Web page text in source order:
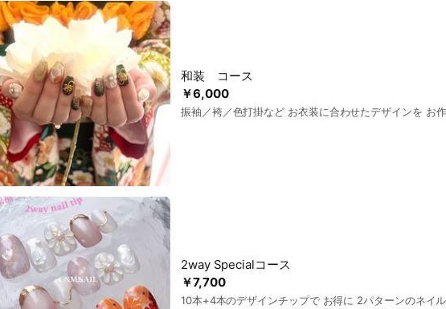
￥6,000
和装 コース
振袖／袴／色打掛など お衣装に合わせたデザインを お
￥7,700
2way Specialコース
10本+4本のデザインチップで お得に 2パターンのネイ